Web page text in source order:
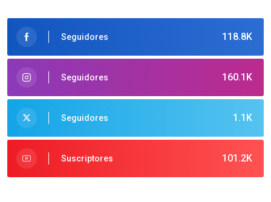
118.8K
Seguidores
160.1K
Seguidores
1.1K
Seguidores
101.2K
Suscriptores